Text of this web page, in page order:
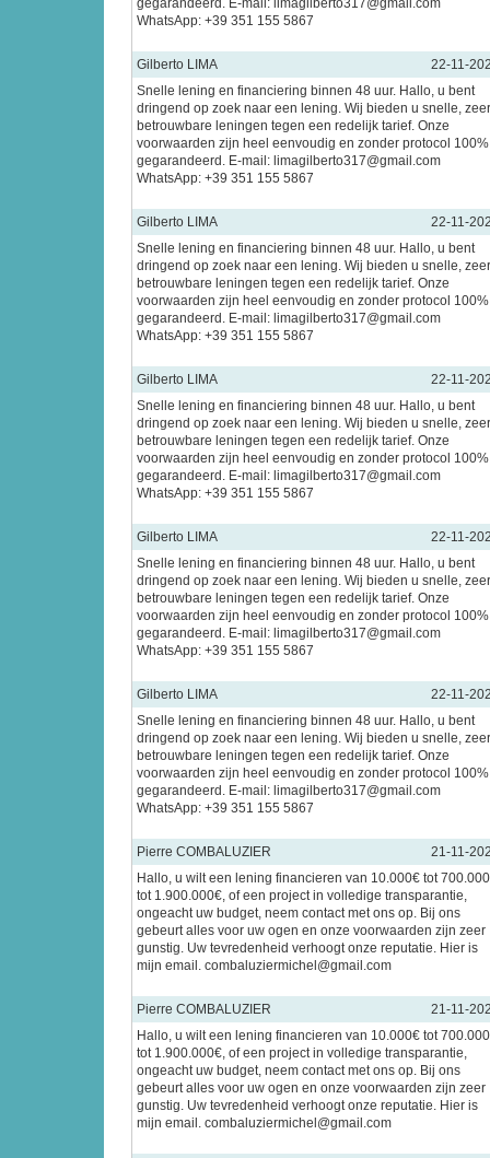
gegarandeerd. E-mail: limagilberto317@gmail.com
WhatsApp: +39 351 155 5867
Gilberto LIMA
22-11-
Snelle lening en financiering binnen 48 uur. Hallo, u bent
dringend op zoek naar een lening. Wij bieden u snelle, zeer
betrouwbare leningen tegen een redelijk tarief. Onze
voorwaarden zijn heel eenvoudig en zonder protocol 100%
gegarandeerd. E-mail: limagilberto317@gmail.com
WhatsApp: +39 351 155 5867
Gilberto LIMA
22-11-
Snelle lening en financiering binnen 48 uur. Hallo, u bent
dringend op zoek naar een lening. Wij bieden u snelle, zeer
betrouwbare leningen tegen een redelijk tarief. Onze
voorwaarden zijn heel eenvoudig en zonder protocol 100%
gegarandeerd. E-mail: limagilberto317@gmail.com
WhatsApp: +39 351 155 5867
Gilberto LIMA
22-11-
Snelle lening en financiering binnen 48 uur. Hallo, u bent
dringend op zoek naar een lening. Wij bieden u snelle, zeer
betrouwbare leningen tegen een redelijk tarief. Onze
voorwaarden zijn heel eenvoudig en zonder protocol 100%
gegarandeerd. E-mail: limagilberto317@gmail.com
WhatsApp: +39 351 155 5867
Gilberto LIMA
22-11-
Snelle lening en financiering binnen 48 uur. Hallo, u bent
dringend op zoek naar een lening. Wij bieden u snelle, zeer
betrouwbare leningen tegen een redelijk tarief. Onze
voorwaarden zijn heel eenvoudig en zonder protocol 100%
gegarandeerd. E-mail: limagilberto317@gmail.com
WhatsApp: +39 351 155 5867
Gilberto LIMA
22-11-
Snelle lening en financiering binnen 48 uur. Hallo, u bent
dringend op zoek naar een lening. Wij bieden u snelle, zeer
betrouwbare leningen tegen een redelijk tarief. Onze
voorwaarden zijn heel eenvoudig en zonder protocol 100%
gegarandeerd. E-mail: limagilberto317@gmail.com
WhatsApp: +39 351 155 5867
Pierre COMBALUZIER
21-11-
Hallo, u wilt een lening financieren van 10.000€ tot
tot 1.900.000€, of een project in volledige transparantie,
ongeacht uw budget, neem contact met ons op. Bij ons
gebeurt alles voor uw ogen en onze voorwaarden zijn zeer
gunstig. Uw tevredenheid verhoogt onze reputatie. Hier is
mijn email. combaluziermichel@gmail.com
Pierre COMBALUZIER
21-11-
Hallo, u wilt een lening financieren van 10.000€ tot
tot 1.900.000€, of een project in volledige transparantie,
ongeacht uw budget, neem contact met ons op. Bij ons
gebeurt alles voor uw ogen en onze voorwaarden zijn zeer
gunstig. Uw tevredenheid verhoogt onze reputatie. Hier is
mijn email. combaluziermichel@gmail.com